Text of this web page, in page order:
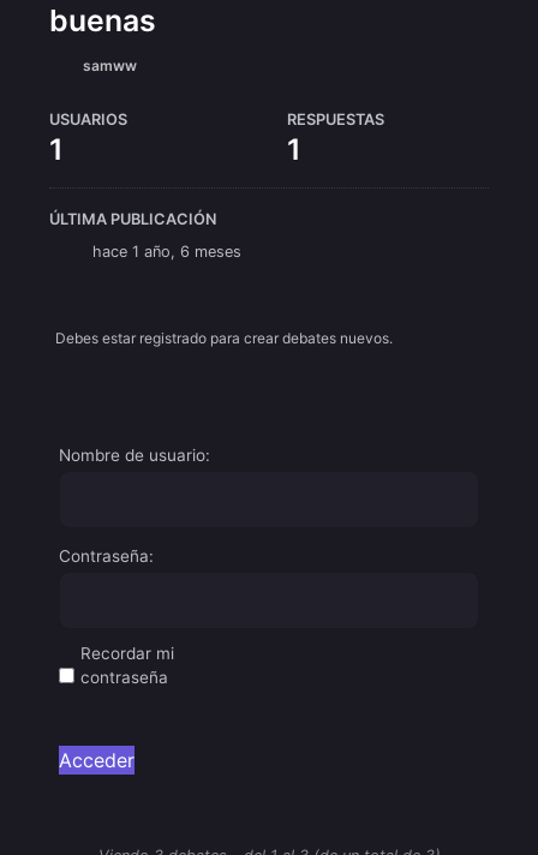
buenas
samww
USUARIOS
1
RESPUESTAS
1
ÚLTIMA PUBLICACIÓN
hace 1 año, 6 meses
Debes estar registrado para crear debates nuevos.
Nombre de usuario:
Contraseña:
Recordar mi
contraseña
Acceder